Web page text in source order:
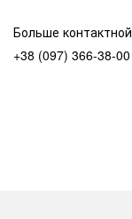
Больше
+38 (097) 366-38-00